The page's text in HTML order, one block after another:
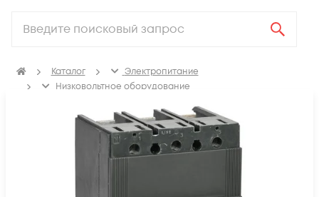
Каталог
Электропитание
Низковольтное оборудование